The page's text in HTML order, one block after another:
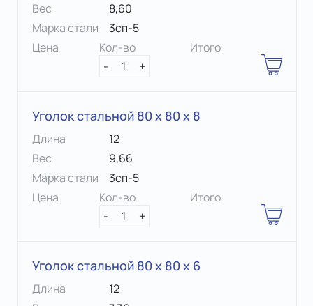
Вес
8,60
Марка стали
3сп-5
Цена
Кол-во
-
1 +
Итого
Уголок стальной 80 х 80 x 8
Длина
12
Вес
9,66
Марка стали
3сп-5
Цена
Кол-во
-
1 +
Итого
Уголок стальной 80 х 80 x 6
Длина
12